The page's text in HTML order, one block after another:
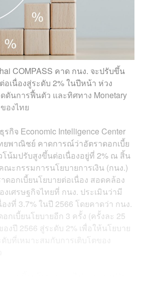
COMPASS คาด กนง. จะปรับขึ้น
อเนื่องสู่ระดับ 2% ในปีหน้า ห่วง
ดันการฟื้นตัว และทิศทาง Monetary
องไทย
กิจ Economic Intelligence Center
ยพาณิชย์ คาดการณ์ว่าอัตราดอกเบี้ย
น้มปรับสูงขึ้นต่อเนื่องอยู่ที่ 2% ณ สิ้น
ะกรรมการนโยบายการเงิน (กนง.)
อกเบี้ยนโยบายต่อเนื่อง สอดคล้อง
เศรษฐกิจไทยที่ กนง. ประเมินว่ามี
งที่ 3.7% ในปี 2566 โดยคาดว่า กนง.
กเบี้ยนโยบายอีก 3 ครั้ง (ครั้งละ 25
งปี 2566 สู่ระดับ 2% เพื่อให้นโยบาย
บที่เหมาะสมกับการเติบโตของ